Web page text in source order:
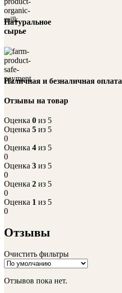
Натуральное
сырье
Наличная и безналичная оплата
Отзывы на товар
Оценка 0 из 5
Оценка 5 из 5
0
Оценка 4 из 5
0
Оценка 3 из 5
0
Оценка 2 из 5
0
Оценка 1 из 5
0
Отзывы
Очистить фильтры
Отзывов пока нет.